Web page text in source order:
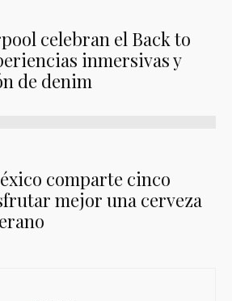
celebran el Back to
inmersivas y
de denim
comparte cinco
mejor una cerveza